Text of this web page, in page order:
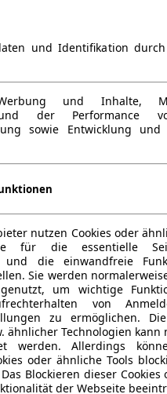
und Identifikation
Werbung und Inhalte,
und der Performance
sowie Entwicklung und
nutzen Cookies oder
für die essentielle
die einwandfreie
Sie werden
um wichtige
von
zu ermöglichen.
ähnlicher Technologien kann
werden. Allerdings
oder ähnliche Tools
Blockieren dieser
der Webseite
Angebote
18'' Navi Hifi
09/2024AutomatikCoupe /
LED, LED Scheinwerfer,